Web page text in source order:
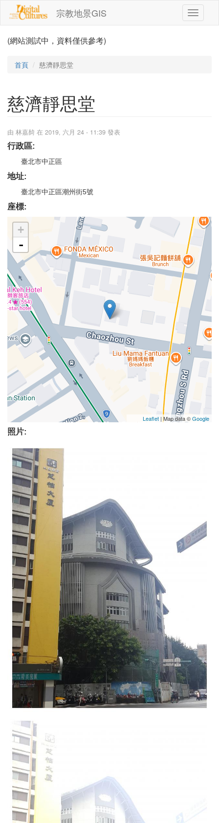
移至主內容
宗教地景GIS
Toggle
(網站測試中，資料僅供參考)
首頁 慈濟靜思堂
慈濟靜思堂
由 林嘉䭲 在 2019, 六月 24 - 11:39 發表
行政區:
臺北市中正區
地址:
臺北市中正區潮州街5號
座標:
+
-
Leaflet | Map data ©Google
照片: